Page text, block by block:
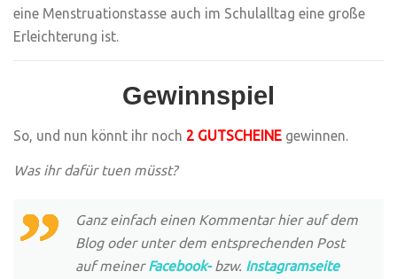
eine Menstruationstasse auch im Schulalltag eine große
Erleichterung ist.
Gewinnspiel
So, und nun könnt ihr noch 2 GUTSCHEINE gewinnen.
Was ihr dafür tuen müsst?
Ganz einfach einen Kommentar hier auf dem
Blog oder unter dem entsprechenden Post
auf meinerFacebook-bzw. Instagramseite